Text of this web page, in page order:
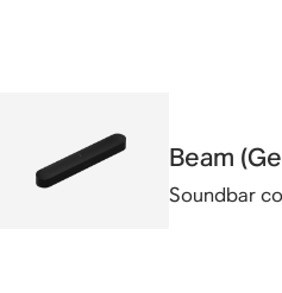
Beam
Soundbar